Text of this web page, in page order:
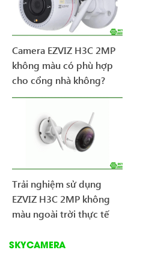
Camera EZVIZ H3C 2MP
không màu có phù hợp
cho cổng nhà không?
Trải nghiệm sử dụng
EZVIZ H3C 2MP không
màu ngoài trời thực tế
SKYCAMERA